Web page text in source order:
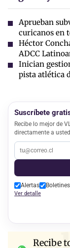
Aprueban
curicanos en
Héctor
ADCC
Inician
pista atlética
Suscríbete
Recibe lo mejor de
directamente a
Alertas Boletines
Ver detalle
Recibe